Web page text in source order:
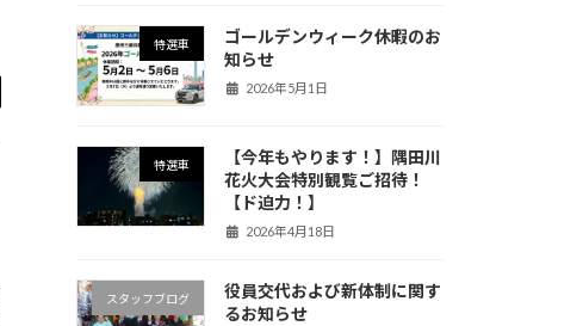
特選車
ゴールデンウィーク休暇のお
知らせ
2026年5月1日
特選車
【今年もやります！】隅田川
花火大会特別観覧ご招待！
【ド迫力！】
2026年4月18日
スタッフブログ
役員交代および新体制に関す
るお知らせ